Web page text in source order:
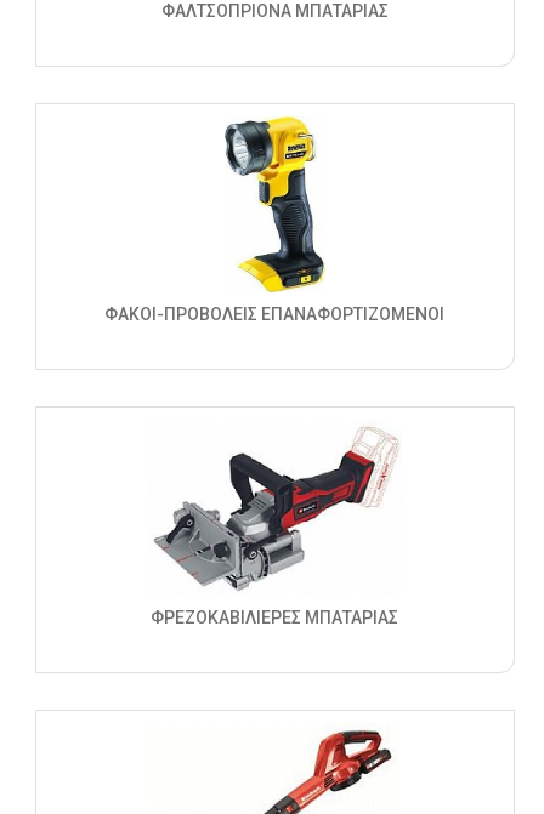
ΦΑΛΤΣΟΠΡΙΟΝΑ ΜΠΑΤΑΡΙΑΣ
ΦΑΚΟΙ-ΠΡΟΒΟΛΕΙΣ ΕΠΑΝΑΦΟΡΤΙΖΟΜΕΝΟΙ
ΦΡΕΖΟΚΑΒΙΛΙΕΡΕΣ ΜΠΑΤΑΡΙΑΣ